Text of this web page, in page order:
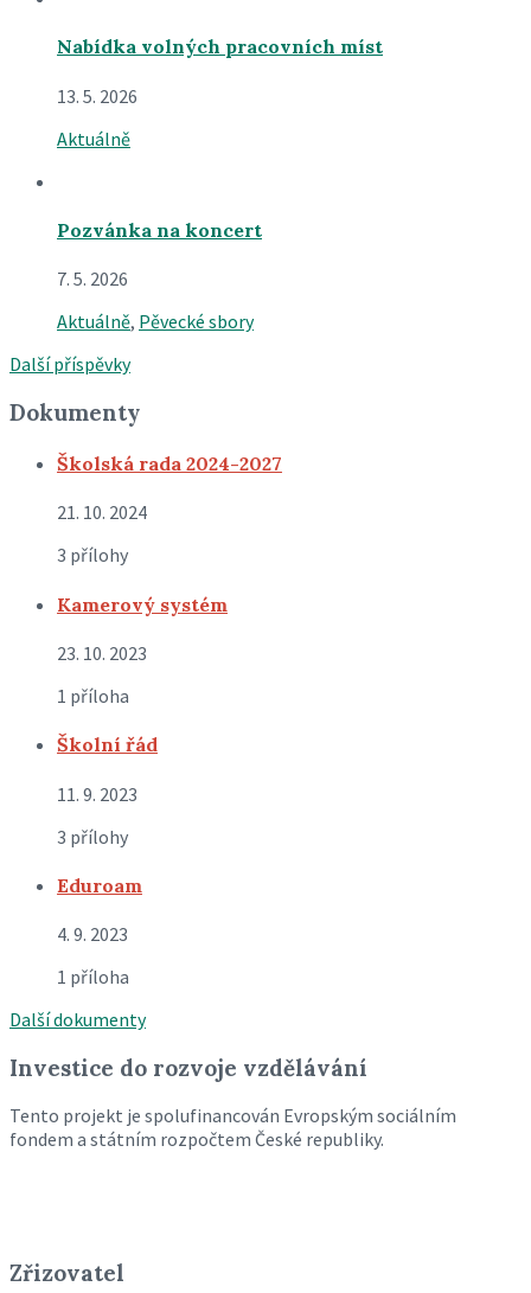
Nabídka volných pracovních míst
13. 5. 2026
Aktuálně
Pozvánka na koncert
7. 5. 2026
Aktuálně, Pěvecké sbory
Další příspěvky
Dokumenty
Školská rada 2024-2027
21. 10. 2024
3 přílohy
Kamerový systém
23. 10. 2023
1 příloha
Školní řád
11. 9. 2023
3 přílohy
Eduroam
4. 9. 2023
1 příloha
Další dokumenty
Investice do rozvoje vzdělávání
Tento projekt je spolufinancován Evropským sociálním
fondem a státním rozpočtem České republiky.
Zřizovatel